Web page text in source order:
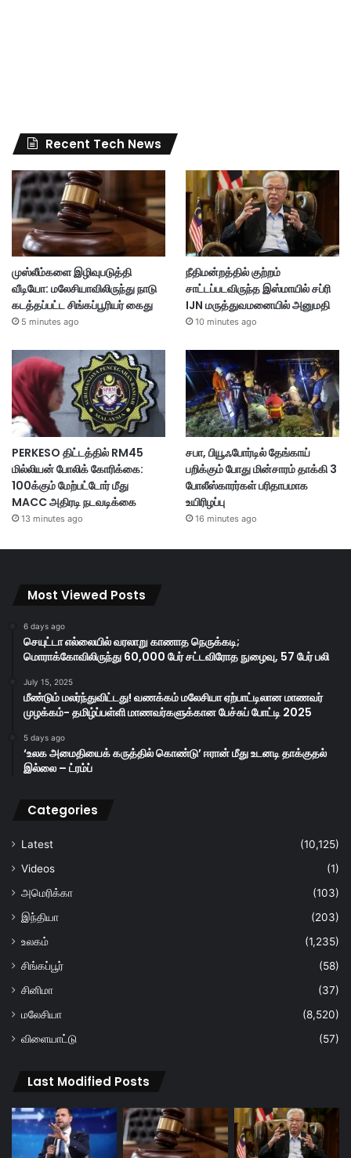
Recent Tech News
முஸ்லீம்களை இழிவுபடுத்தி
வீடியோ: மலேசியாவிலிருந்து நாடு
கடத்தப்பட்ட சிங்கப்பூரியர் கைது
5 minutes ago
நீதிமன்றத்தில் குற்றம்
சாட்டப்படவிருந்த இஸ்மாயில் சப்ரி
IJN மருத்துவமனையில் அனுமதி
10 minutes ago
PERKESO திட்டத்தில் RM45
மில்லியன் போலிக் கோரிக்கை:
100க்கும் மேற்பட்டோர் மீது
MACC அதிரடி நடவடிக்கை
13 minutes ago
சபா, பியூஃபோர்டில் தேங்காய்
பறிக்கும் போது மின்சாரம் தாக்கி 3
போலீஸ்காரர்கள் பரிதாபமாக
உயிரிழப்பு
16 minutes ago
Most Viewed Posts
6 days ago
செயுட்டா எல்லையில் வரலாறு காணாத நெருக்கடி;
மொராக்கோவிலிருந்து 60,000 பேர் சட்டவிரோத நுழைவு, 57 பேர் பலி
July 15, 2025
மீண்டும் மலர்ந்துவிட்டது! வணக்கம் மலேசியா ஏற்பாட்டிலான மாணவர்
முழக்கம்- தமிழ்ப்பள்ளி மாணவர்களுக்கான பேச்சுப் போட்டி 2025
5 days ago
‘உலக அமைதியைக் கருத்தில் கொண்டு’ ஈரான் மீது உடனடி தாக்குதல்
இல்லை – ட்ரம்ப்
Categories
Latest
(10,125)
Videos
(1)
அமெரிக்கா
(103)
இந்தியா
(203)
உலகம்
(1,235)
சிங்கப்பூர்
(58)
சினிமா
(37)
மலேசியா
(8,520)
விளையாட்டு
(57)
Last Modified Posts